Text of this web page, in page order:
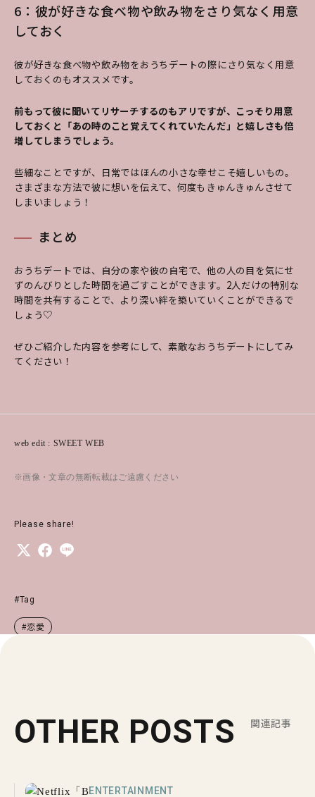
6：彼が好きな食べ物や飲み物をさり気なく用意
しておく
彼が好きな食べ物や飲み物をおうちデートの際にさり気なく用意
しておくのもオススメです。
前もって彼に聞いてリサーチするのもアリですが、こっそり用意
しておくと「あの時のこと覚えてくれていたんだ」と嬉しさも倍
増してしまうでしょう。
些細なことですが、日常ではほんの小さな幸せこそ嬉しいもの。
さまざまな方法で彼に想いを伝えて、何度もきゅんきゅんさせて
しまいましょう！
まとめ
おうちデートでは、自分の家や彼の自宅で、他の人の目を気にせ
ずのんびりとした時間を過ごすことができます。2人だけの特別な
時間を共有することで、より深い絆を築いていくことができるで
しょう♡
ぜひご紹介した内容を参考にして、素敵なおうちデートにしてみ
てください！
web edit : SWEET WEB
※画像・文章の無断転載はご遠慮ください
Please share!
#Tag
#恋愛
OTHER POSTS 関連記事
ENTERTAINMENT